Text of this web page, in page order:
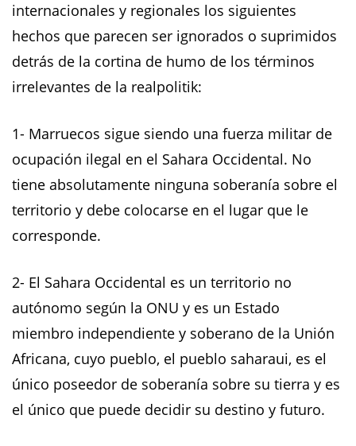
internacionales y regionales los siguientes
hechos que parecen ser ignorados o suprimidos
detrás de la cortina de humo de los términos
irrelevantes de la realpolitik:
1- Marruecos sigue siendo una fuerza militar de
ocupación ilegal en el Sahara Occidental. No
tiene absolutamente ninguna soberanía sobre el
territorio y debe colocarse en el lugar que le
corresponde.
2- El Sahara Occidental es un territorio no
autónomo según la ONU y es un Estado
miembro independiente y soberano de la Unión
Africana, cuyo pueblo, el pueblo saharaui, es el
único poseedor de soberanía sobre su tierra y es
el único que puede decidir su destino y futuro.